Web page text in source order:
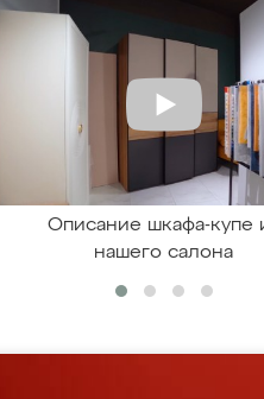
Описание шкафа-купе
нашего салона